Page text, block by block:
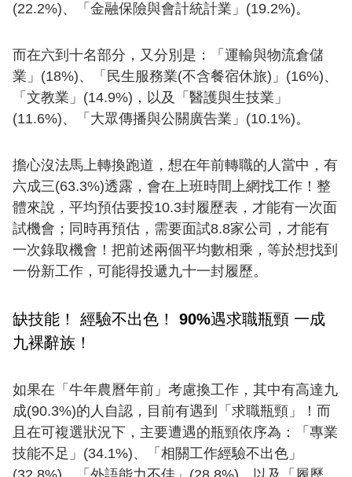
(22.2%)、「金融保險與會計統計業」(19.2%)。
而在六到十名部分，又分別是：「運輸與物流倉儲
業」(18%)、「民生服務業(不含餐宿休旅)」(16%)、
「文教業」(14.9%)，以及「醫護與生技業」
(11.6%)、「大眾傳播與公關廣告業」(10.1%)。
擔心沒法馬上轉換跑道，想在年前轉職的人當中，有
六成三(63.3%)透露，會在上班時間上網找工作！整
體來說，平均預估要投10.3封履歷表，才能有一次面
試機會；同時再預估，需要面試8.8家公司，才能有
一次錄取機會！把前述兩個平均數相乘，等於想找到
一份新工作，可能得投遞九十一封履歷。
缺技能！ 經驗不出色！ 90%遇求職瓶頸 一成
九裸辭族！
如果在「牛年農曆年前」考慮換工作，其中有高達九
成(90.3%)的人自認，目前有遇到「求職瓶頸」！而
且在可複選狀況下，主要遭遇的瓶頸依序為：「專業
技能不足」(34.1%)、「相關工作經驗不出色」